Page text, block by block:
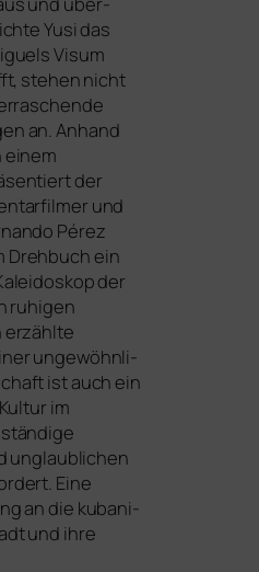
Yusi das
Visum
ste­hen nicht
an. Anhand
einem
der
und
Pérez
Drehbuch ein
der
ruhi­gen
erzähl­te
unge­wöhn­li­
ist auch ein
im
unglaub­li­chen
Eine
an die kuba­ni­
und ihre